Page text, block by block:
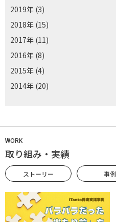
2019年 (3)
2018年 (15)
2017年 (11)
2016年 (8)
2015年 (4)
2014年 (20)
WORK
取り組み・実績
ストーリー 事例